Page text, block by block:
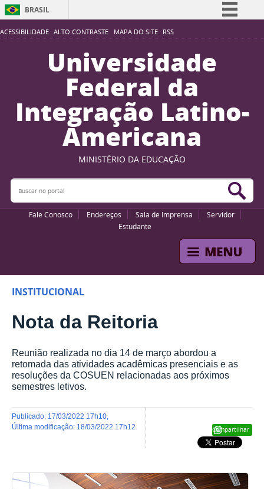
ACESSIBILIDADE ALTO CONTRASTE MAPA DO SITE RSS
BRASIL
Simplifique!
Participe
Acesso à informação
Legislação
Canais
Universidade
Federal da
Integração Latino-
Americana
MINISTÉRIO DA EDUCAÇÃO
Buscar no portal
Fale Conosco Endereços Sala de Imprensa
Servidor
Estudante
INSTITUCIONAL
Nota da Reitoria
Reunião realizada no dia 14 de março abordou a
retomada das atividades acadêmicas presenciais e as
resoluções da COSUEN relacionadas aos próximos
semestres letivos.
Compartilhar
publicado: 17/03/2022 17h10
última modificação: 18/03/2022 17h12